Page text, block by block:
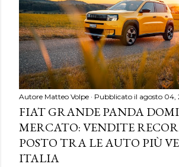
Autore Matteo Volpe Pubblicato il agosto 04,
FIAT GRANDE PANDA
MERCATO: VENDITE
POSTO TRA LE AUTO PIÙ
ITALIA